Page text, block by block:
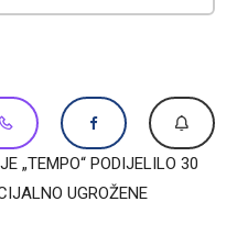
„TEMPO“ PODIJELILO 30
UGROŽENE